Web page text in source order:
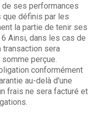
ses performances
que définis par les
la partie de tenir ses
Ainsi, dans les cas de
transaction sera
perçue.
conformément
au-delà d'une
frais ne sera facturé et